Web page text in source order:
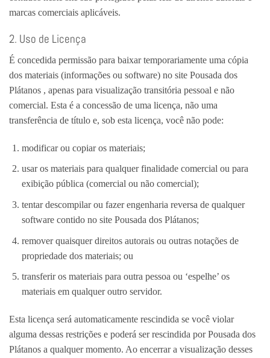
marcas comerciais aplicáveis.
2. Uso de Licença
É concedida permissão para baixar temporariamente uma cópia
dos materiais (informações ou software) no site Pousada dos
Plátanos , apenas para visualização transitória pessoal e não
comercial. Esta é a concessão de uma licença, não uma
transferência de título e, sob esta licença, você não pode:
modificar ou copiar os materiais;
usar os materiais para qualquer finalidade comercial ou para
exibição pública (comercial ou não comercial);
tentar descompilar ou fazer engenharia reversa de qualquer
software contido no site Pousada dos Plátanos;
remover quaisquer direitos autorais ou outras notações de
propriedade dos materiais; ou
transferir os materiais para outra pessoa ou ‘espelhe’ os
materiais em qualquer outro servidor.
Esta licença será automaticamente rescindida se você violar
alguma dessas restrições e poderá ser rescindida por Pousada dos
Plátanos a qualquer momento. Ao encerrar a visualização desses